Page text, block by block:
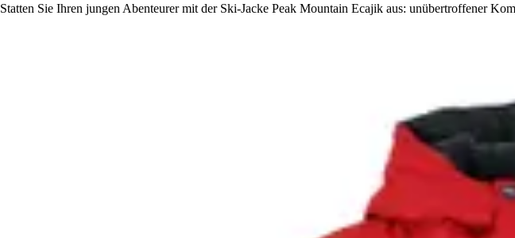
Statten Sie Ihren jungen Abenteurer mit der Ski-Jacke Peak Mountain Ecajik aus: unübertroffener